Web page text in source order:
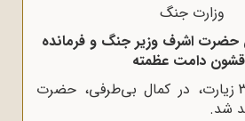
وزارت جنگ
حضرت اشرف وزیر جنگ و فرمانده
دامت عظمته
[نامه] نمره 3332 زیارت، در کمال بی‌طرفی، حضرت
شد.